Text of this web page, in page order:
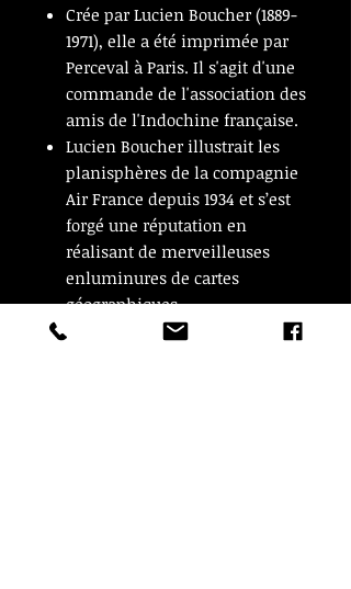
Crée par Lucien Boucher (1889-
1971), elle a été imprimée par
Perceval à Paris. Il s'agit d'une
commande de l'association des
amis de l'Indochine française.
Lucien Boucher illustrait les
planisphères de la compagnie
Air France depuis 1934 et s’est
forgé une réputation en
réalisant de merveilleuses
enluminures de cartes
géographiques.
Belles dimensions avec ses 100